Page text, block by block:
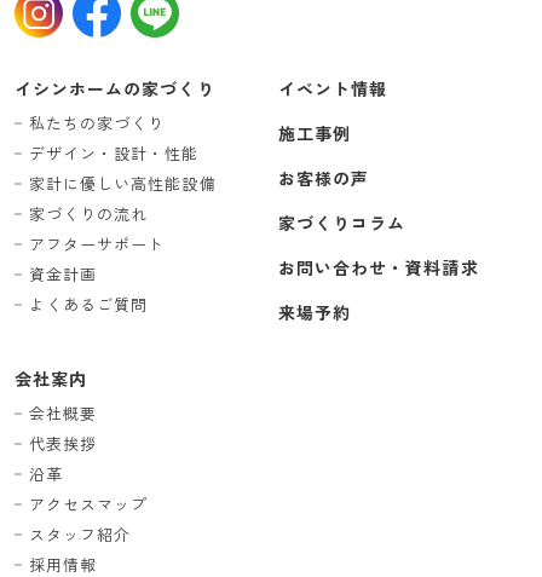
イシンホームの家づくり
私たちの家づくり
デザイン・設計・性能
家計に優しい高性能設備
家づくりの流れ
アフターサポート
資金計画
よくあるご質問
イベント情報
施工事例
お客様の声
家づくりコラム
お問い合わせ・資料請求
来場予約
会社案内
会社概要
代表挨拶
沿革
アクセスマップ
スタッフ紹介
採用情報